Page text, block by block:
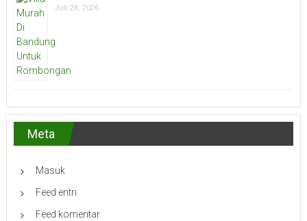
Juli 26, 2026
Meta
Masuk
Feed entri
Feed komentar